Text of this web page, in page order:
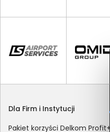
Dla Firm i Instytucji
Pakiet korzyści Delkom Profit+